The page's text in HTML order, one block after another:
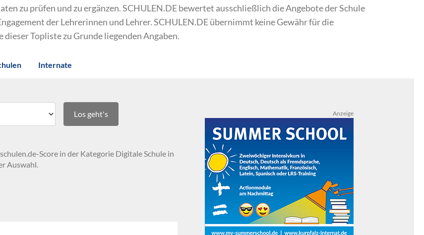
zu prüfen und zu ergänzen. SCHULEN.DE bewertet ausschließlich die Angebote der Schule
der Lehrerinnen und Lehrer. SCHULEN.DE übernimmt keine Gewähr für die
Topliste zu Grunde liegenden Angaben.
Internate
Los geht's
Score in der Kategorie Digitale Schule in
Auswahl.
Anzeige